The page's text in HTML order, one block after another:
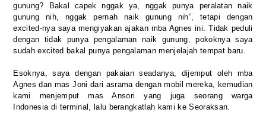
gunung? Bakal capek nggak ya, nggak punya peralatan naik
gunung nih, nggak pernah naik gunung nih”, tetapi dengan
excited-nya saya mengiyakan ajakan mba Agnes ini. Tidak peduli
dengan tidak punya pengalaman naik gunung, pokoknya saya
sudah excited bakal punya pengalaman menjelajah tempat baru.
Esoknya, saya dengan pakaian seadanya, dijemput oleh mba
Agnes dan mas Joni dari asrama dengan mobil mereka, kemudian
kami menjemput mas Ansori yang juga seorang warga
Indonesia di terminal, lalu berangkatlah kami ke Seoraksan.